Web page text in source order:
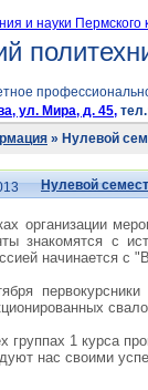
и науки Пермского
ул. Мира, д. 45,
» Нулевой
Нулевой
организации
знакомятся с
начинается с
группах 1 курса
нас своими